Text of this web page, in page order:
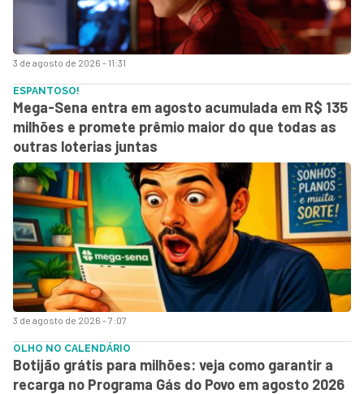
3 de agosto de 2026 - 11:31
3 de agosto de 2026 - 7:07
ESPANTOSO!
Mega-Sena entra em agosto acumulada em R$ 135
milhões e promete prêmio maior do que todas as
outras loterias juntas
OLHO NO CALENDÁRIO
Botijão grátis para milhões: veja como garantir a
recarga no Programa Gás do Povo em agosto 2026